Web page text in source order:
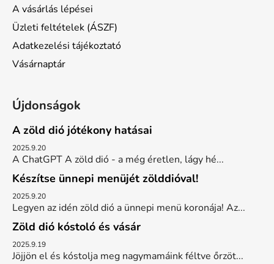
A vásárlás lépései
Üzleti feltételek (ÁSZF)
Adatkezelési tájékoztató
Vásárnaptár
Újdonságok
A zöld dió jótékony hatásai
2025.9.20
A ChatGPT A zöld dió - a még éretlen, lágy hé...
Készítse ünnepi menüjét zölddióval!
2025.9.20
Legyen az idén zöld dió a ünnepi menü koronája! Az...
Zöld dió kóstoló és vásár
2025.9.19
Jöjjön el és kóstolja meg nagymamáink féltve őrzöt...